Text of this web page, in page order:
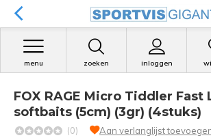
zoeken inloggen
menu
FOX RAGE Micro Tiddler Fast
softbaits (5cm) (3gr) (4stuks)
(0) Aan verlanglijst